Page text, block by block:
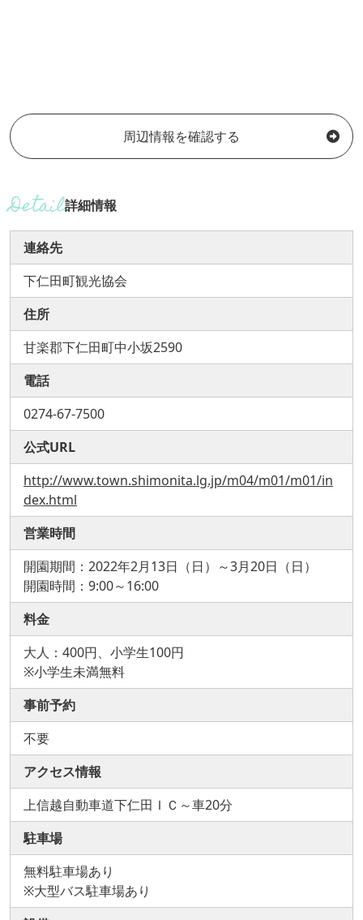
周辺情報を確認する
詳細情報
連絡先
下仁田町観光協会
住所
甘楽郡下仁田町中小坂2590
電話
0274-67-7500
公式URL
http://www.town.shimonita.lg.jp/m04/m01/m01/in
dex.html
営業時間
開園期間：2022年2月13日（日）～3月20日（日）
開園時間：9:00～16:00
料金
大人：400円、小学生100円
※小学生未満無料
事前予約
不要
アクセス情報
上信越自動車道下仁田ＩＣ～車20分
駐車場
無料駐車場あり
※大型バス駐車場あり